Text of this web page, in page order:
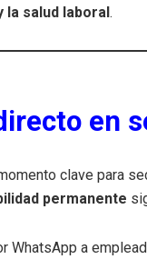
la salud laboral .
en
clave para
permanente
WhatsApp a